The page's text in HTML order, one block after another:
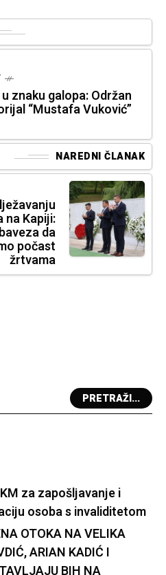
znaku galopa: Održan
“Mustafa Vuković”
NAREDNI ČLANAK
na Kapiji:
da
počast
žrtvama
PRETRAŽI...
za zapošljavanje i
osoba s invaliditetom
OTOKA NA VELIKA
ARIAN KADIĆ I